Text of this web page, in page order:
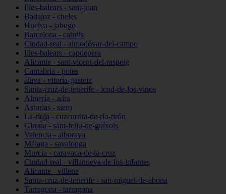
Illes-balears - sant-joan
Badajoz - cheles
Huelva - jabugo
Barcelona - cabrils
Ciudad-real - almodóvar-del-campo
Illes-balears - capdepera
Alicante - sant-vicent-del-raspeig
Cantabria - potes
álava - vitoria-gasteiz
Santa-cruz-de-tenerife - icod-de-los-vinos
Almería - adra
Asturias - siero
La-rioja - cuzcurrita-de-río-tirón
Girona - sant-feliu-de-guíxols
Valencia - alboraya
Málaga - sayalonga
Murcia - caravaca-de-la-cruz
Ciudad-real - villanueva-de-los-infantes
Alicante - villena
Santa-cruz-de-tenerife - san-miguel-de-abona
Tarragona - tarragona